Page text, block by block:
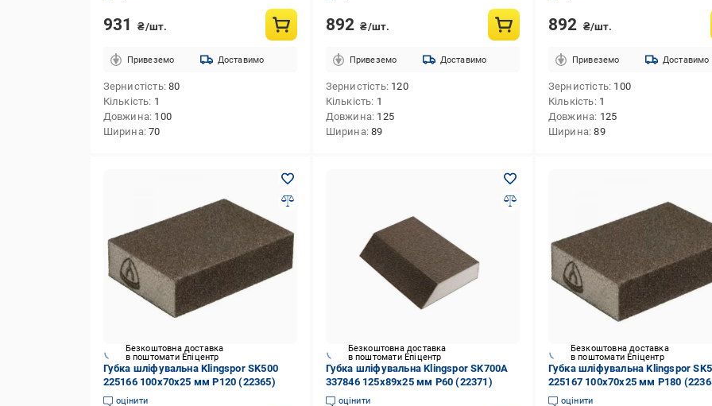
931 ₴/шт.
Привеземо Доставимо
Зернистість 80
Кількість 1
Довжина 100
Ширина 70
892 ₴/шт.
Привеземо Доставимо
Зернистість 120
Кількість 1
Довжина 125
Ширина 89
892 ₴/шт.
Привеземо Доставимо
Зернистість 100
Кількість 1
Довжина 125
Ширина 89
Безкоштовна доставка
в поштомати Епіцентр
Губка шліфувальна Klingspor SK500
225166 100х70х25 мм P120 (22365)
оцінити
Безкоштовна доставка
в поштомати Епіцентр
Губка шліфувальна Klingspor SK700A
337846 125х89х25 мм P60 (22371)
оцінити
Безкоштовна доставка
в поштомати Епіцентр
Губка шліфувальна Klingspor
225167 100х70х25 мм P180
оцінити